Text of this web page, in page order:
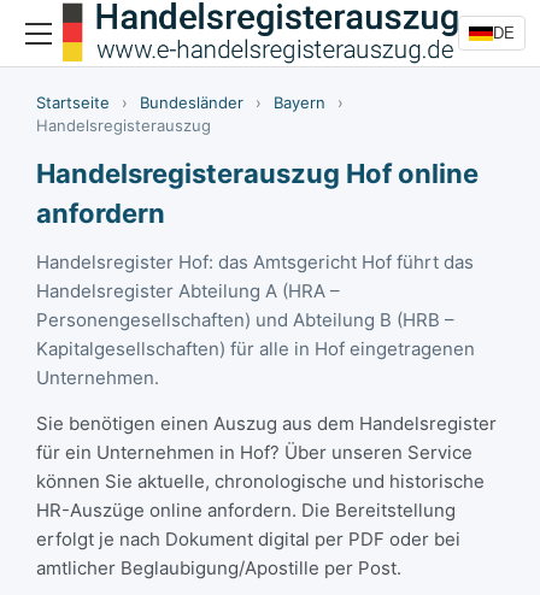
DE
Startseite › Bundesländer › Bayern
›
Handelsregisterauszug
Handelsregisterauszug Hof online
anfordern
Handelsregister Hof: das Amtsgericht Hof führt das
Handelsregister Abteilung A (HRA –
Personengesellschaften) und Abteilung B (HRB –
Kapitalgesellschaften) für alle in Hof eingetragenen
Unternehmen.
Sie benötigen einen Auszug aus dem Handelsregister
für ein Unternehmen in Hof? Über unseren Service
können Sie aktuelle, chronologische und historische
HR-Auszüge online anfordern. Die Bereitstellung
erfolgt je nach Dokument digital per PDF oder bei
amtlicher Beglaubigung/Apostille per Post.